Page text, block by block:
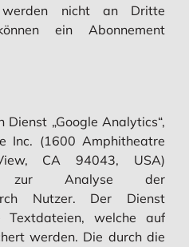
werden nicht an Dritte
ein Abonnement
„Google Analytics“,
Inc. (1600 Amphitheatre
CA 94043, USA)
zur Analyse der
Nutzer. Der Dienst
Textdateien, welche auf
werden. Die durch die